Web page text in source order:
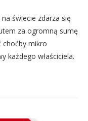
świecie zdarza się
za ogromną sumę
mikro
każdego właściciela.